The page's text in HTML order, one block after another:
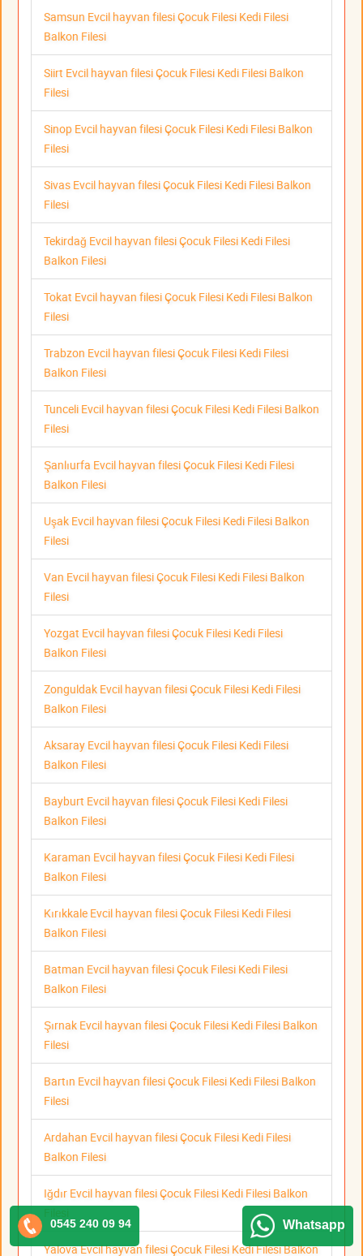
Samsun Evcil hayvan filesi Çocuk Filesi Kedi Filesi
Balkon Filesi
Siirt Evcil hayvan filesi Çocuk Filesi Kedi Filesi Balkon
Filesi
Sinop Evcil hayvan filesi Çocuk Filesi Kedi Filesi Balkon
Filesi
Sivas Evcil hayvan filesi Çocuk Filesi Kedi Filesi Balkon
Filesi
Tekirdağ Evcil hayvan filesi Çocuk Filesi Kedi Filesi
Balkon Filesi
Tokat Evcil hayvan filesi Çocuk Filesi Kedi Filesi Balkon
Filesi
Trabzon Evcil hayvan filesi Çocuk Filesi Kedi Filesi
Balkon Filesi
Tunceli Evcil hayvan filesi Çocuk Filesi Kedi Filesi Balkon
Filesi
Şanlıurfa Evcil hayvan filesi Çocuk Filesi Kedi Filesi
Balkon Filesi
Uşak Evcil hayvan filesi Çocuk Filesi Kedi Filesi Balkon
Filesi
Van Evcil hayvan filesi Çocuk Filesi Kedi Filesi Balkon
Filesi
Yozgat Evcil hayvan filesi Çocuk Filesi Kedi Filesi
Balkon Filesi
Zonguldak Evcil hayvan filesi Çocuk Filesi Kedi Filesi
Balkon Filesi
Aksaray Evcil hayvan filesi Çocuk Filesi Kedi Filesi
Balkon Filesi
Bayburt Evcil hayvan filesi Çocuk Filesi Kedi Filesi
Balkon Filesi
Karaman Evcil hayvan filesi Çocuk Filesi Kedi Filesi
Balkon Filesi
Kırıkkale Evcil hayvan filesi Çocuk Filesi Kedi Filesi
Balkon Filesi
Batman Evcil hayvan filesi Çocuk Filesi Kedi Filesi
Balkon Filesi
Şırnak Evcil hayvan filesi Çocuk Filesi Kedi Filesi Balkon
Filesi
Bartın Evcil hayvan filesi Çocuk Filesi Kedi Filesi Balkon
Filesi
Ardahan Evcil hayvan filesi Çocuk Filesi Kedi Filesi
Balkon Filesi
Iğdır Evcil hayvan filesi Çocuk Filesi Kedi Filesi Balkon
Yalova Evcil hayvan filesi Çocuk Filesi Kedi Filesi Balkon
0545 240 09 94 Whatsapp